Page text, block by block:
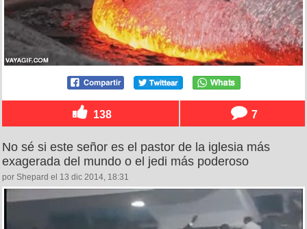
138 7
No sé si este señor es el pastor de la iglesia más
exagerada del mundo o el jedi más poderoso
por Shepard el 13 dic 2014, 18:31